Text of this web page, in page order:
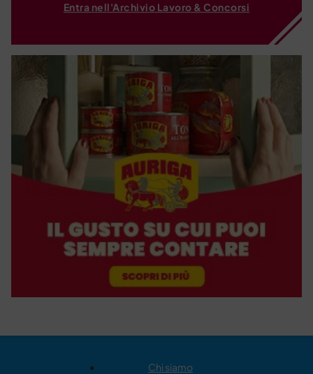
Entra nell'Archivio Lavoro & Concorsi
Chi siamo